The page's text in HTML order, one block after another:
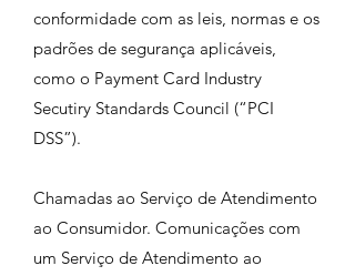
conformidade com as leis, normas e os
padrões de segurança aplicáveis,
como o Payment Card Industry
Secutiry Standards Council (“PCI
DSS”).
Chamadas ao Serviço de Atendimento
ao Consumidor. Comunicações com
um Serviço de Atendimento ao